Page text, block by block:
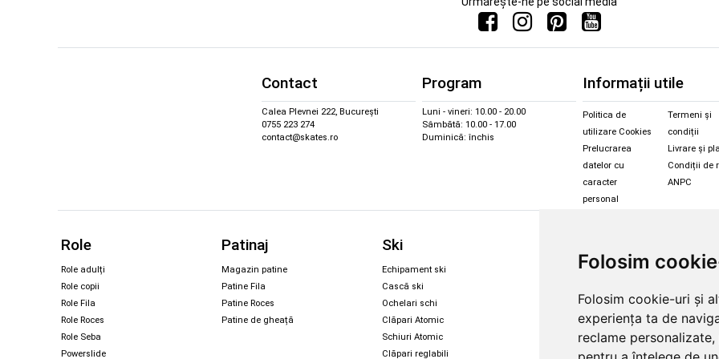
Folosim
Folosim cookie-uri și
experiența ta de
reclame
Contact
Calea Plevnei 222, București
0755 223 274
contact@skates.ro
Program
Luni - vineri: 10.00 - 20.00
Sâmbătă: 10.00 - 17.00
Duminică: închis
Informații utile
Politica de
utilizare Cookies
Prelucrarea
datelor cu
caracter
personal
Termeni și
condiții
Livrare și
Condiții de
ANPC
Role
Role adulți
Role copii
Role Fila
Role Roces
Role Seba
Powerslide
Patinaj
Magazin patine
Patine Fila
Patine Roces
Patine de gheață
Ski
Echipament ski
Cască ski
Ochelari schi
Clăpari Atomic
Schiuri Atomic
Clăpari reglabili
Magazin snowboard
Legături Rome SDS
Skate & longboard